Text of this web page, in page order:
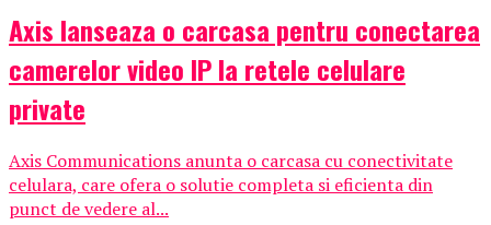
Axis lanseaza o carcasa pentru conectarea
camerelor video IP la retele celulare
private
Axis Communications anunta o carcasa cu conectivitate
celulara, care ofera o solutie completa si eficienta din
punct de vedere al...